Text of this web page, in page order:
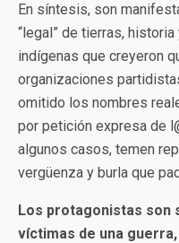
En síntesis, son
“legal” de tierras,
indígenas que creyeron
organizaciones
omitido los nombres
por petición expresa de
algunos casos, temen
vergüenza y burla que
Los protagonistas son
víctimas de una